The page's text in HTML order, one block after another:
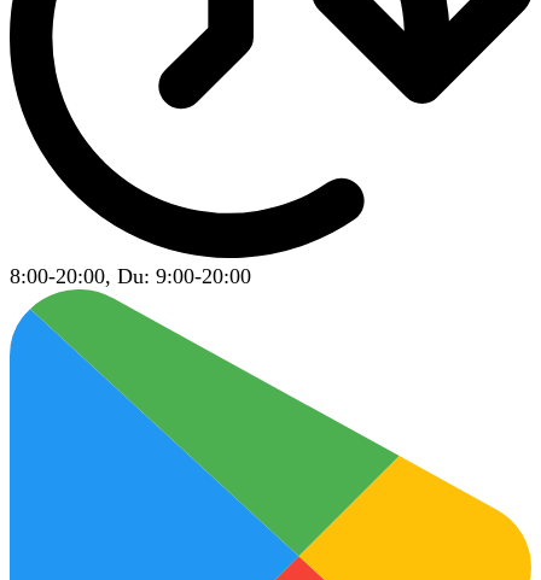
8:00-20:00, Du: 9:00-20:00